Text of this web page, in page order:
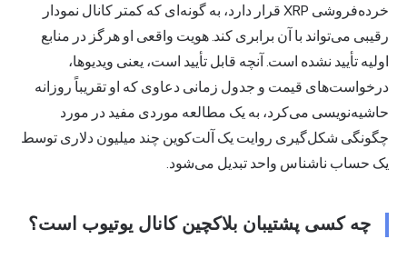
خرده‌فروشی XRP قرار دارد، به گونه‌ای که کمتر کانال نمودار
رقیبی می‌تواند با آن برابری کند. هویت واقعی او هرگز در منابع
اولیه تأیید نشده است. آنچه قابل تأیید است، یعنی ویدیوها،
درخواست‌های قیمت و جدول زمانی دعاوی که او تقریباً روزانه
حاشیه‌نویسی می‌کرد، به یک مطالعه موردی مفید در مورد
چگونگی شکل‌گیری روایت یک آلت‌کوین چند میلیون دلاری توسط
یک حساب ناشناس واحد تبدیل می‌شود.
چه کسی پشتیبان بلاکچین کانال یوتیوب است؟